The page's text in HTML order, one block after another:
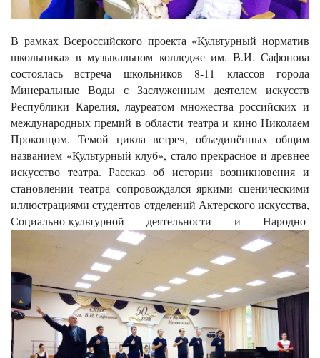
В рамках Всероссийского проекта «Культурный норматив
школьника» в музыкальном колледже им. В.И. Сафонова
состоялась встреча школьников 8-11 классов города
Минеральные Воды с Заслуженным деятелем искусств
Республики Карелия, лауреатом множества российских и
международных премий в области театра и кино Николаем
Прокопцом. Темой цикла встреч, объединённых общим
названием «Культурный клуб», стало прекрасное и древнее
искусство театра. Рассказ об истории возникновения и
становлении театра сопровождался яркими сценическими
иллюстрациями студентов отделений Актерского искусства,
Социально-культурной деятельности и Народно-